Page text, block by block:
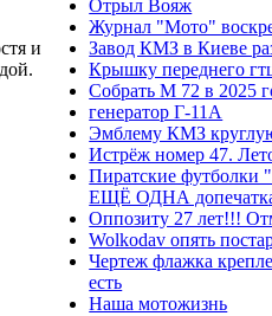
и
Отрыл Вояж
Журнал "Мото"
Завод КМЗ в Киеве
Крышку переднего
Собрать М 72 в 2025
генератор Г-11А
Эмблему КМЗ
Истрёж номер 47.
Пиратские футболки
ЕЩЁ ОДНА
Оппозиту 27 лет!!!
Wolkodav опять
Чертеж флажка
есть
Наша мотожизнь